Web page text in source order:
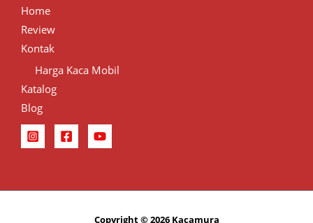
Home
Review
Kontak
Harga Kaca Mobil
Katalog
Blog
Copyright © 2026 Kacamura